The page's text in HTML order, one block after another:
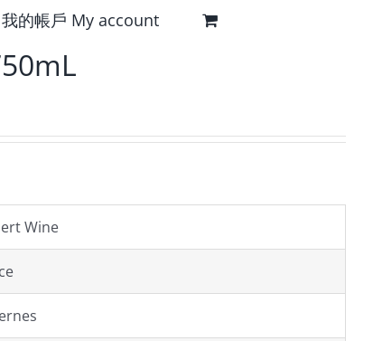
我的帳戶 My account
Wine